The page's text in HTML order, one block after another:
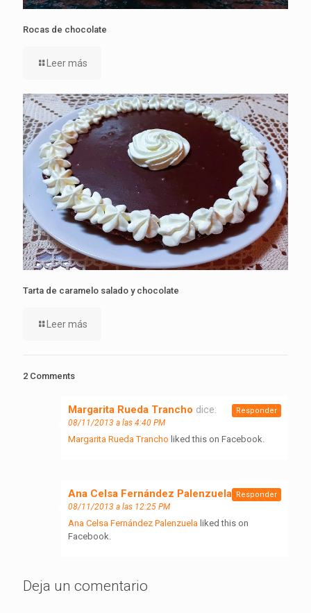
Rocas de chocolate
Leer más
Tarta de caramelo salado y chocolate
Leer más
2 Comments
Margarita Rueda Trancho dice:
08/11/2013 a las 4:40 PM
Margarita Rueda Trancho liked this on Facebook.
Responder
Ana Celsa Fernández Palenzuela dice:
08/11/2013 a las 12:25 PM
Ana Celsa Fernández Palenzuela liked this on
Facebook.
Responder
Deja un comentario